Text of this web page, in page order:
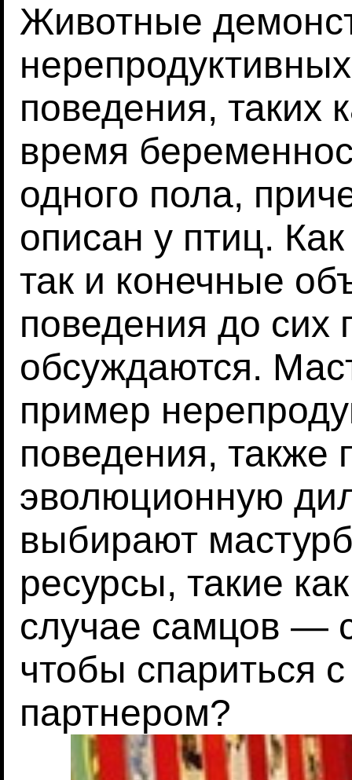
Животные
поведения, таких
время
одного пола,
описан у птиц.
так и конечные
поведения до сих
обсуждаются.
пример
поведения, также
эволюционную
выбирают
ресурсы, такие
случае самцов —
чтобы спариться
партнером?